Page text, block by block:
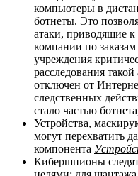
компьютеры в
ботнеты. Это
атаки, приводящие
компании по
учреждения
расследования
отключен от
следственных
стало частью
Устройства,
могут перехватить
компонента
Кибершпионы